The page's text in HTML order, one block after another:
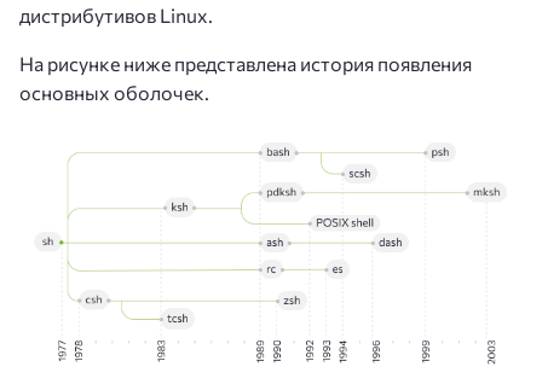
дистрибутивов Linux.
На рисунке ниже представлена история появления
основных оболочек.